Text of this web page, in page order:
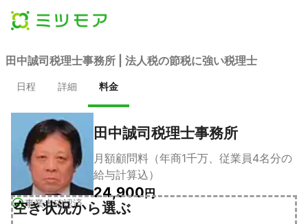
田中誠司税理士事務所 | 法人税の節税に強い税理士
日程 詳細 料金
事業者確認済
田中誠司税理士事務所
月額顧問料（年商1千万、従業員4名分の
給与計算込）
24,900円
空き状況から選ぶ